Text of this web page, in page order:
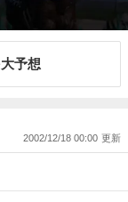
予想
2002/12/18 00:00